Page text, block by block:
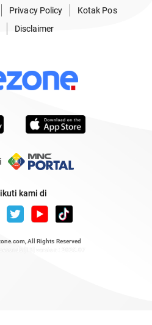
Privacy Policy
Kotak Pos
Disclaimer
kami di
, All Rights Reserved